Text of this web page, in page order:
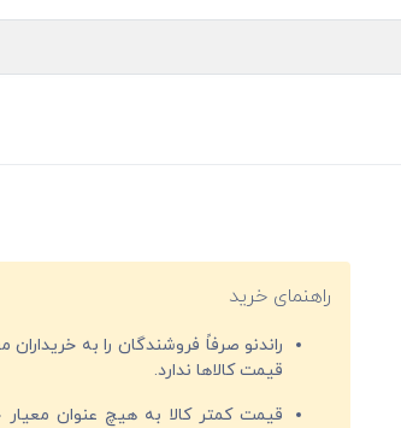
راهنمای خرید
راندنو صرفاً فروشندگان را به
قیمت‌ کالاها ندارد.
قیمت کمتر کالا به هیچ عنوان